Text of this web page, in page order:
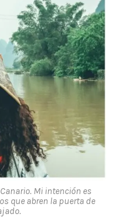
Mi intención es
que abren la puerta de